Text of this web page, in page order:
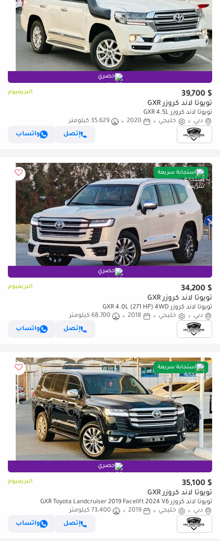
حصري
$ 39,700 البريميوم
تويوتا لاند كروزر GXR
تويوتا لاند كروزر GXR 4.5L
دبي
خليجي 2020
35,629 كيلومتر
إتصل
واتساب
استجابة سريعة
حصري
$ 34,200 البريميوم
تويوتا لاند كروزر GXR
تويوتا لاند كروزر GXR 4.0L (271 HP) 4WD
دبي
خليجي 2018
68,700 كيلومتر
إتصل
واتساب
استجابة سريعة
حصري
$ 35,100 البريميوم
تويوتا لاند كروزر GXR
تويوتا لاند كروزر GXR Toyota Landcruiser 2019 Facelift 2024 V6
دبي
خليجي 2019
73,400 كيلومتر
إتصل
واتساب